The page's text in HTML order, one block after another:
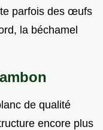
parfois des œufs
la béchamel
de qualité
encore plus